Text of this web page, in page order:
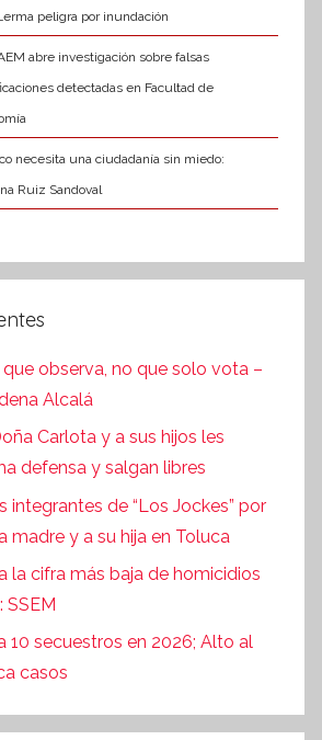
peligra por inundación
abre investigación sobre falsas
detectadas en Facultad de
necesita una ciudadanía sin miedo:
Ruiz Sandoval
observa, no que solo vota –
Alcalá
Carlota y a sus hijos les
defensa y salgan libres
integrantes de “Los Jockes” por
madre y a su hija en Toluca
la cifra más baja de homicidios
SSEM
10 secuestros en 2026; Alto al
casos